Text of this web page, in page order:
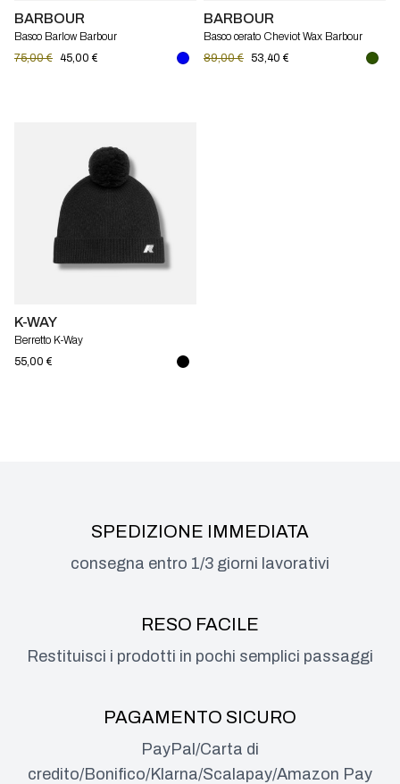
BARBOUR
Basco Barlow Barbour
75,00 € 45,00 €
BARBOUR
Basco cerato Cheviot Wax Barbour
89,00 €
53,40 €
K-WAY
Berretto K-Way
55,00 €
SPEDIZIONE IMMEDIATA
consegna entro 1/3 giorni lavorativi
RESO FACILE
Restituisci i prodotti in pochi semplici passaggi
PAGAMENTO SICURO
PayPal/Carta di
credito/Bonifico/Klarna/Scalapay/Amazon Pay